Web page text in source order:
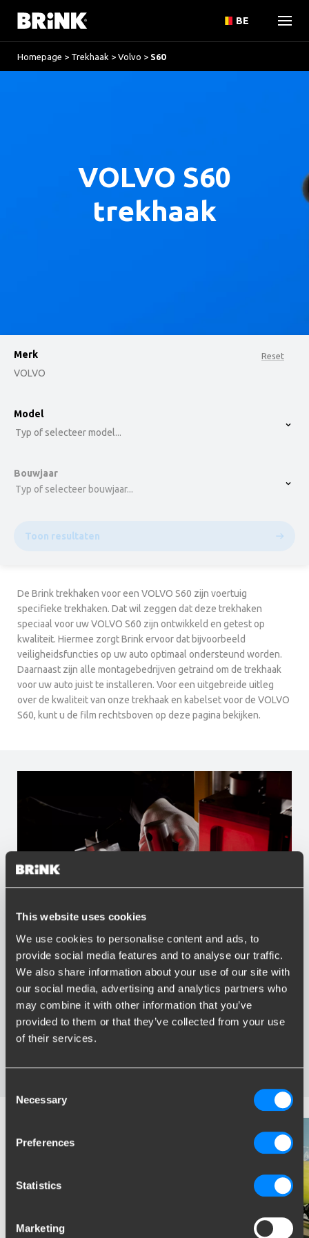
This website uses cookies
We use cookies to personalise content and ads, to
provide social media features and to analyse our traffic.
We also share information about your use of our site with
our social media, advertising and analytics partners who
may combine it with other information that you’ve
provided to them or that they’ve collected from your use
of their services.
Selection
Necessary
Preferences
Statistics
Marketing
BE
Homepage > Trekhaak > Volvo > S60
VOLVO S60
trekhaak
Reset
Merk
VOLVO
option , selected.
Model
Typ of selecteer model...
Bouwjaar
Typ of selecteer bouwjaar...
Toon resultaten
De Brink trekhaken voor een VOLVO S60 zijn voertuig
specifieke trekhaken. Dat wil zeggen dat deze trekhaken
speciaal voor uw VOLVO S60 zijn ontwikkeld en getest op
kwaliteit. Hiermee zorgt Brink ervoor dat bijvoorbeeld
veiligheidsfuncties op uw auto optimaal ondersteund worden.
Daarnaast zijn alle montagebedrijven getraind om de trekhaak
voor uw auto juist te installeren. Voor een uitgebreide uitleg
over de kwaliteit van onze trekhaak en kabelset voor de VOLVO
S60, kunt u de film rechtsboven op deze pagina bekijken.
Voordelen van Brink
Grootste assortiment trekhaken van Nederland
Trekhaak speciaal afgestemd op uw automerk en model
Veilige, gecertificeerde trekhaken
Montage bij u in de buurt